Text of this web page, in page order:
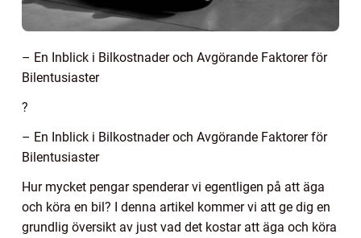
– En Inblick i Bilkostnader och Avgörande Faktorer för
Bilentusiaster
?
– En Inblick i Bilkostnader och Avgörande Faktorer för
Bilentusiaster
Hur mycket pengar spenderar vi egentligen på att äga
och köra en bil? I denna artikel kommer vi att ge dig en
grundlig översikt av just vad det kostar att äga och köra